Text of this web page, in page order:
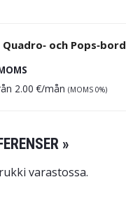
och Pops‑bord
2.00 €/mån (MOMS 0%)
»